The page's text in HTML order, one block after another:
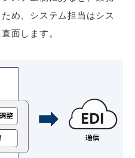
め、システム担当はシス
面します。